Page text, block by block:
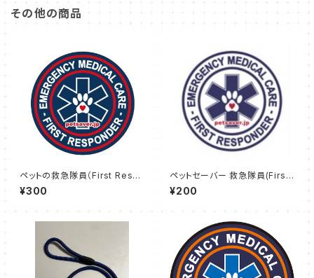
その他の商品
ペットの救急隊員（First Resp
onder02）缶バッジ 小
¥300
ペットセーバー 救急隊員(First
Responder01)ステッカー（ス
マホケースサイズ）
¥200